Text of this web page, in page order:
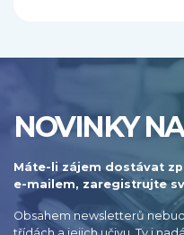
NOVINKY
Máte-li zájem dostávat
e-mailem, zaregistrujte
Obsahem newsletterů